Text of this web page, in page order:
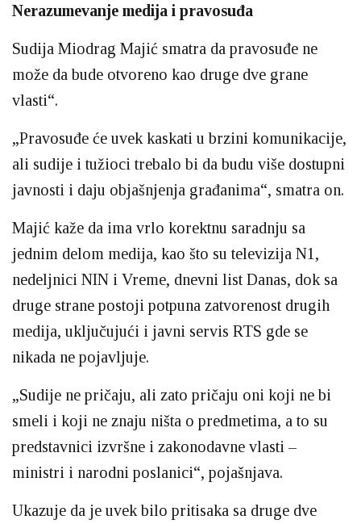
Nerazumevanje medija i pravosuđa
Sudija Miodrag Majić smatra da pravosuđe ne
može da bude otvoreno kao druge dve grane
vlasti“.
„Pravosuđe će uvek kaskati u brzini komunikacije,
ali sudije i tužioci trebalo bi da budu više dostupni
javnosti i daju objašnjenja građanima“, smatra on.
Majić kaže da ima vrlo korektnu saradnju sa
jednim delom medija, kao što su televizija N1,
nedeljnici NIN i Vreme, dnevni list Danas, dok sa
druge strane postoji potpuna zatvorenost drugih
medija, uključujući i javni servis RTS gde se
nikada ne pojavljuje.
„Sudije ne pričaju, ali zato pričaju oni koji ne bi
smeli i koji ne znaju ništa o predmetima, a to su
predstavnici izvršne i zakonodavne vlasti –
ministri i narodni poslanici“, pojašnjava.
Ukazuje da je uvek bilo pritisaka sa druge dve